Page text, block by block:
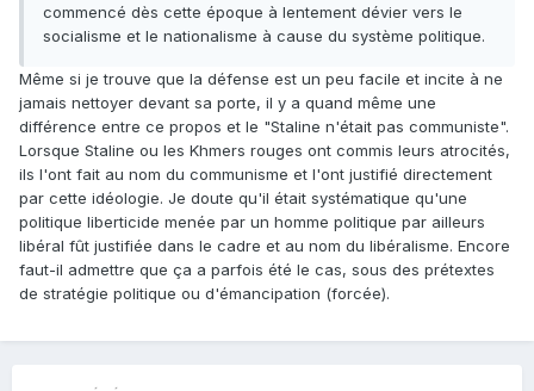
commencé dès cette époque à lentement dévier vers le
socialisme et le nationalisme à cause du système politique.
Même si je trouve que la défense est un peu facile et incite à ne
jamais nettoyer devant sa porte, il y a quand même une
différence entre ce propos et le "Staline n'était pas communiste".
Lorsque Staline ou les Khmers rouges ont commis leurs atrocités,
ils l'ont fait au nom du communisme et l'ont justifié directement
par cette idéologie. Je doute qu'il était systématique qu'une
politique liberticide menée par un homme politique par ailleurs
libéral fût justifiée dans le cadre et au nom du libéralisme. Encore
faut-il admettre que ça a parfois été le cas, sous des prétextes
de stratégie politique ou d'émancipation (forcée).